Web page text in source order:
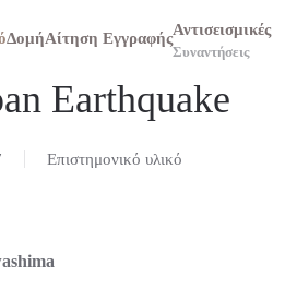
ΔομήΑίτηση ΕγγραφήςΑντισεισμικές
Συναντήσεις
Earthquake
Επιστημονικό υλικό